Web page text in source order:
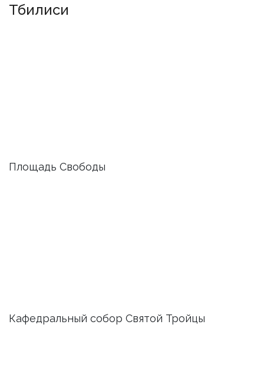
Тбилиси
Площадь Свободы
Кафедральный собор Святой Тройцы